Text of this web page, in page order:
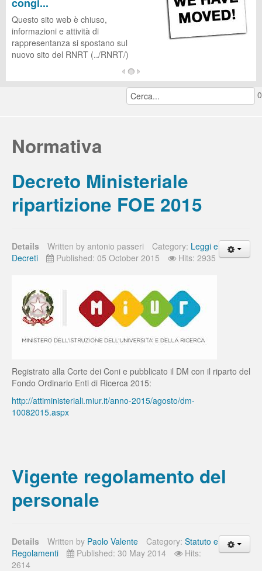
Questo sito web è chiuso,
informazioni e attività di
rappresentanza si spostano sul
nuovo sito del RNRT (../RNRT/)
0
Normativa
Decreto Ministeriale
ripartizione FOE 2015
Details Written by antonio passeri Category: Leggi e
Decreti
Published: 05 October 2015 Hits: 2935
Registrato alla Corte dei Coni e pubblicato il DM con il riparto del
Fondo Ordinario Enti di Ricerca 2015:
http://attiministeriali.miur.it/anno-2015/agosto/dm-
10082015.aspx
Vigente regolamento del
personale
Details Written by Paolo Valente Category: Statuto e
Regolamenti
Published: 30 May 2014
Hits:
2614
CUG